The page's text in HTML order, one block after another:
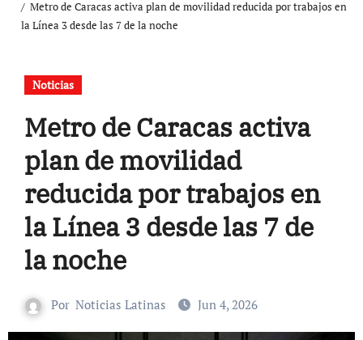
Metro de Caracas activa plan de movilidad reducida por trabajos en
la Línea 3 desde las 7 de la noche
Noticias
Metro de Caracas activa
plan de movilidad
reducida por trabajos en
la Línea 3 desde las 7 de
la noche
Por Noticias Latinas Jun 4, 2026